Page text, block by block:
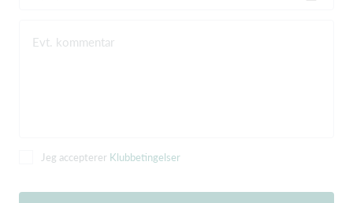
Evt. kommentar
Jeg accepterer Klubbetingelser